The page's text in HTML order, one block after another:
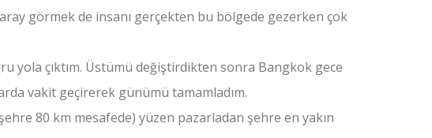
görmek de insanı gerçekten bu bölgede gezerken çok
yola çıktım. Üstümü değiştirdikten sonra Bangkok gece
vakit geçirerek günümü tamamladım.
80 km mesafede) yüzen pazarladan şehre en yakın